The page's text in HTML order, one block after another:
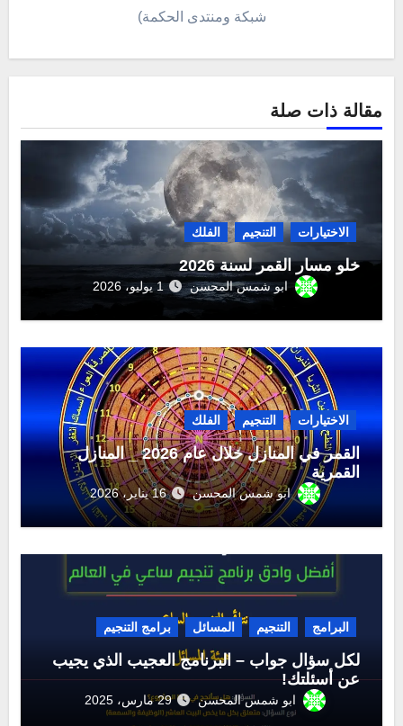
شبكة ومنتدى الحكمة)
مقالة ذات صلة
الاختيارات التنجيم الفلك
خلو مسار القمر لسنة 2026
ابو شمس المحسن 1 يوليو، 2026
الاختيارات التنجيم الفلك
القمر في المنازل خلال عام 2026 _ المنازل
القمرية
ابو شمس المحسن 16 يناير، 2026
البرامج التنجيم المسائل برامج التنجيم
لكل سؤال جواب – البرنامج العجيب الذي يجيب
عن أسئلتك!
ابو شمس المحسن 29 مارس، 2025